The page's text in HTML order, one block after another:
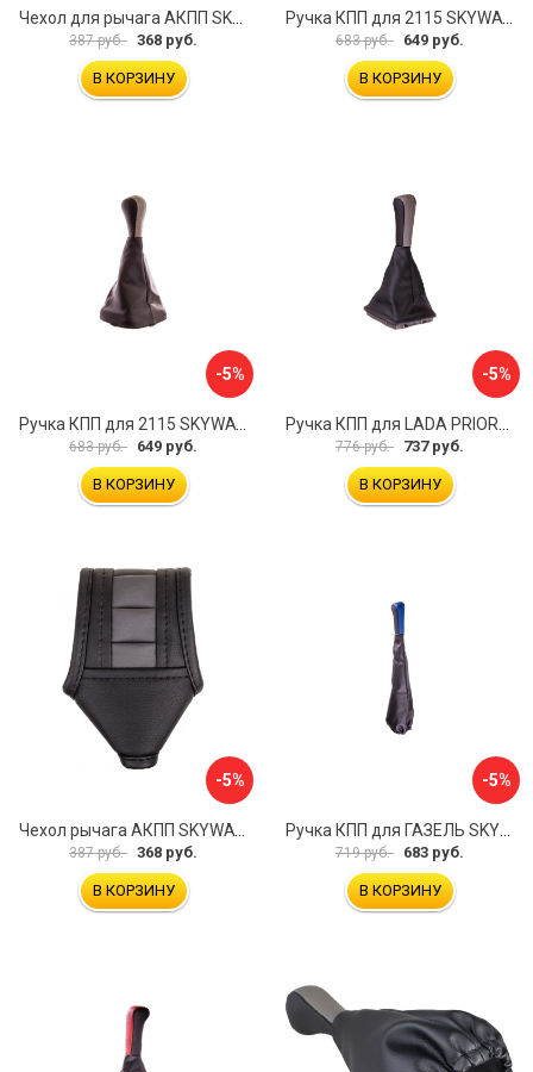
387 руб. 368 руб.
В КОРЗИНУ
683 руб. 649 руб.
В КОРЗИНУ
-5%
683 руб. 649 руб.
В КОРЗИНУ
-5%
776 руб. 737 руб.
В КОРЗИНУ
-5%
387 руб. 368 руб.
В КОРЗИНУ
-5%
719 руб. 683 руб.
В КОРЗИНУ